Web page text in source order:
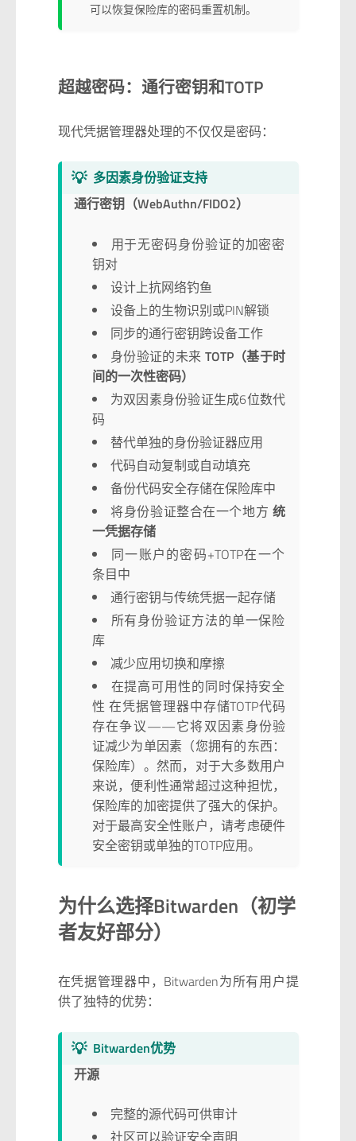
可以恢复保险库的密码重置机制。
超越密码：通行密钥和TOTP
现代凭据管理器处理的不仅仅是密码：
💡 多因素身份验证支持
通行密钥（WebAuthn/FIDO2）
用于无密码身份验证的加密密
钥对
设计上抗网络钓鱼
设备上的生物识别或PIN解锁
同步的通行密钥跨设备工作
身份验证的未来 TOTP（基于时
间的一次性密码）
为双因素身份验证生成6位数代
码
替代单独的身份验证器应用
代码自动复制或自动填充
备份代码安全存储在保险库中
将身份验证整合在一个地方 统
一凭据存储
同一账户的密码+TOTP在一个
条目中
通行密钥与传统凭据一起存储
所有身份验证方法的单一保险
库
减少应用切换和摩擦
在提高可用性的同时保持安全
性 在凭据管理器中存储TOTP代码
存在争议——它将双因素身份验
证减少为单因素（您拥有的东西：
保险库）。然而，对于大多数用户
来说，便利性通常超过这种担忧，
保险库的加密提供了强大的保护。
对于最高安全性账户，请考虑硬件
安全密钥或单独的TOTP应用。
为什么选择Bitwarden（初学
者友好部分）
在凭据管理器中，Bitwarden为所有用户提
供了独特的优势：
💡 Bitwarden优势
开源
完整的源代码可供审计